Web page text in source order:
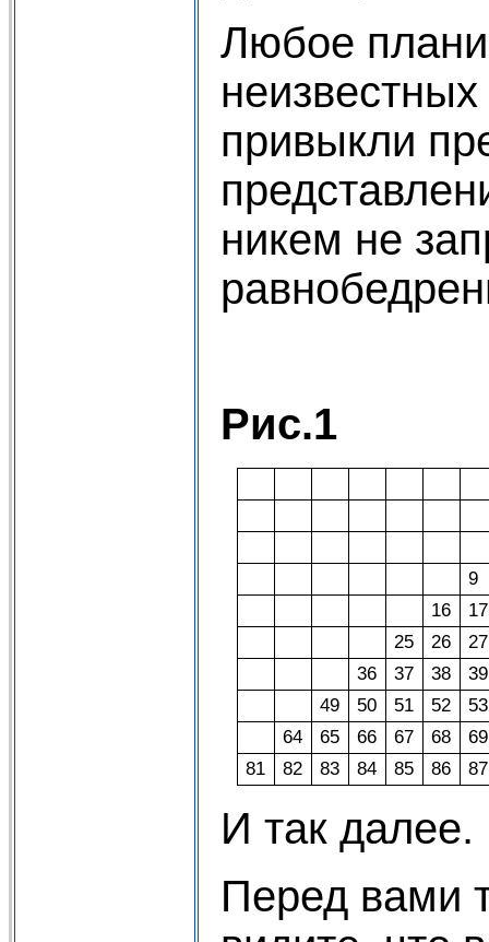
Любое
привыкли
никем не
Рис.1
9
16
17
25
26
27
36
37 38
39
49
50 51 52
53
64
65 66 67 68
69
81
82 83 84 85 86 87
И так далее.
Перед вами